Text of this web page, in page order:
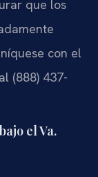
que los
con el
(888) 437-
el Va.